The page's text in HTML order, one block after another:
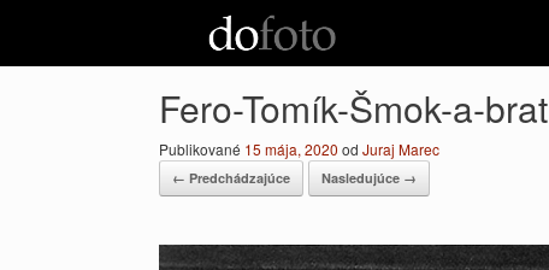
Fero-Tomík-Šmok-a-brat
Publikované 15 mája, 2020 od Juraj Marec
← Predchádzajúce Nasledujúce →